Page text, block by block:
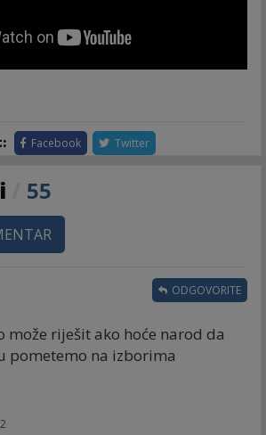
Facebook Twitter
55
može riješit ako hoće narod da
pometemo na izborima
ODGOVORITE